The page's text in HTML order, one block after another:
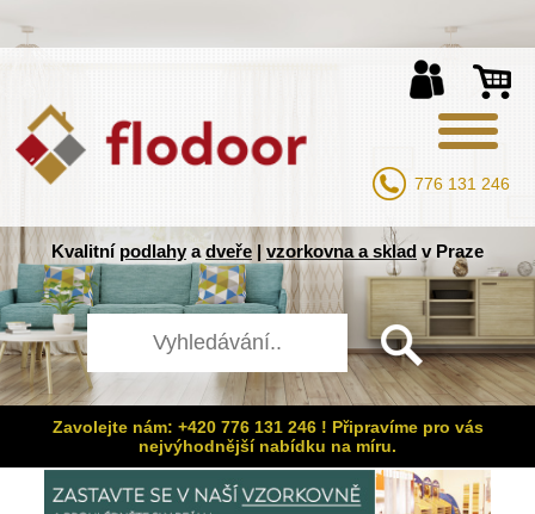
776 131 246
Kvalitní podlahyadveře| vzorkovna a sklad v Praze
Zavolejte nám: +420 776 131 246 ! Připravíme pro vás
nejvýhodnější nabídku na míru.